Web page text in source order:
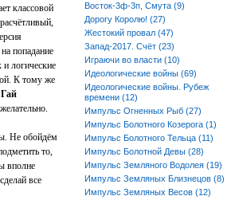
классовой
попадание
логические
К тому же
Гай
Не обойдём
то,
вполне
все
Восток-3ф-3п, Смута (9)
Дорогу Королю! (27)
Жестокий провал (47)
Запад-2017. Счёт (23)
Играючи во власти (10)
Идеологические войны (69)
Идеологические войны. Рубеж
времени (12)
Импульс Огненных Рыб (27)
Импульс Болотного Козерога (1)
Импульс Болотного Тельца (11)
Импульс Болотной Девы (28)
Импульс Земляного Водолея (19)
Импульс Земляных Близнецов (8)
Импульс Земляных Весов (12)